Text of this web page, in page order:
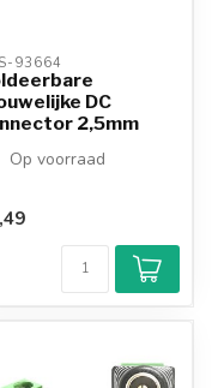
93664
DC
2,5mm
Op voorraad